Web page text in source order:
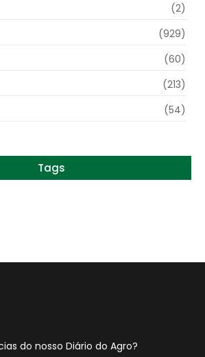
(2)
(929)
(60)
(213)
(54)
Tags
do nosso Diário do Agro?